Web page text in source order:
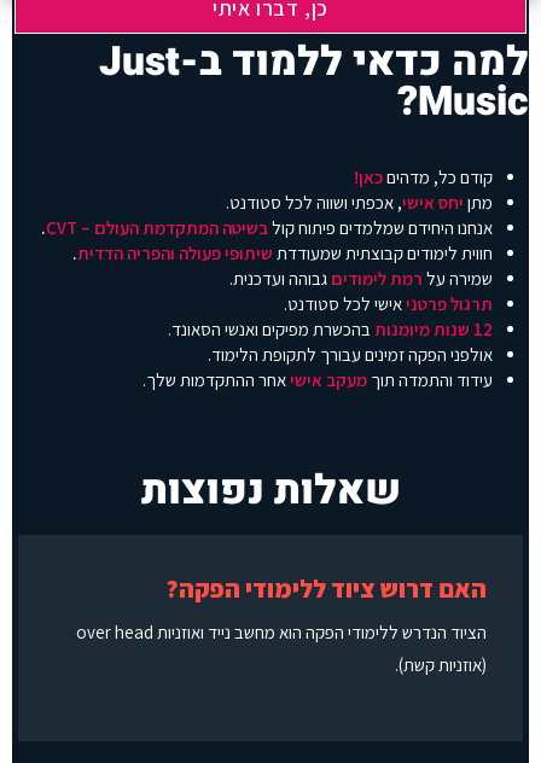
ן
ל
פ
נ
למה כדאי ללמוד ב-Just
Music?
קודם כל, מדהיםכאן!
מתן יחס אישי, אכפתי ושווה לכל סטודנט.
אנחנו היחידם שמלמדים פיתוח קולבשיטה המתקדמת העולם – CVT
.
חווית לימודים קבוצתית שמעודדת שיתופי פעולה והפריה הדדית.
שמירה על רמתלימודים גבוהה ועדכנית.
תרגול פרטניאישי לכל סטודנט.
12 שנות מיומנות
בהכשרת מפיקים ואנשי הסאונד.
אולפני הפקה זמינים עבורך לתקופת הלימוד.
עידוד והתמדה תוך מעקב אישיאחר ההתקדמות שלך.
שאלות נפוצות
האם דרוש ציוד ללימודי הפקה?
הציוד הנדרש ללימודי הפקה הוא מחשב נייד ואוזניות over head
(אוזניות קשת).